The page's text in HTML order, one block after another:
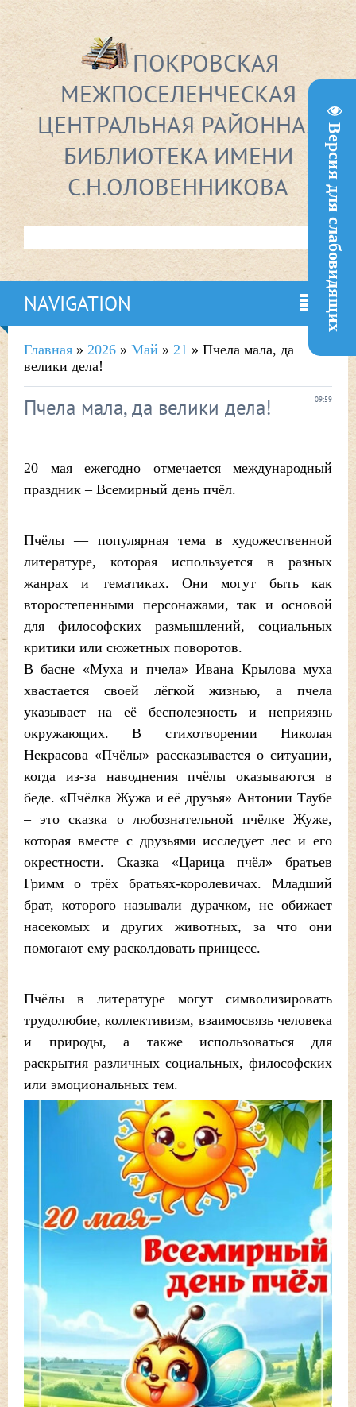
Версия для слабовидящих
ПОКРОВСКАЯ
МЕЖПОСЕЛЕНЧЕСКАЯ
ЦЕНТРАЛЬНАЯ РАЙОННАЯ
БИБЛИОТЕКА ИМЕНИ
С.Н.ОЛОВЕННИКОВА
NAVIGATION
Главная » 2026 » Май » 21 » Пчела мала, да
велики дела!
09:59
Пчела мала, да велики дела!
20 мая ежегодно отмечается международный
праздник – Всемирный день пчёл.
Пчёлы — популярная тема в художественной
литературе, которая используется в разных
жанрах и тематиках. Они могут быть как
второстепенными персонажами, так и основой
для философских размышлений, социальных
критики или сюжетных поворотов.
В басне «Муха и пчела» Ивана Крылова муха
хвастается своей лёгкой жизнью, а пчела
указывает на её бесполезность и неприязнь
окружающих. В стихотворении Николая
Некрасова «Пчёлы» рассказывается о ситуации,
когда из-за наводнения пчёлы оказываются в
беде. «Пчёлка Жужа и её друзья» Антонии Таубе
– это сказка о любознательной пчёлке Жуже,
которая вместе с друзьями исследует лес и его
окрестности. Сказка «Царица пчёл» братьев
Гримм о трёх братьях-королевичах. Младший
брат, которого называли дурачком, не обижает
насекомых и других животных, за что они
помогают ему расколдовать принцесс.
Пчёлы в литературе могут символизировать
трудолюбие, коллективизм, взаимосвязь человека
и природы, а также использоваться для
раскрытия различных социальных, философских
или эмоциональных тем.